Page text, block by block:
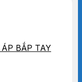
BẮP TAY